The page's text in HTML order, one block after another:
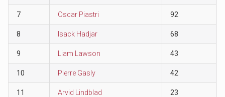
7 Oscar Piastri 92
8 Isack Hadjar 68
9 Liam Lawson 43
10 Pierre Gasly 42
11 Arvid Lindblad 23